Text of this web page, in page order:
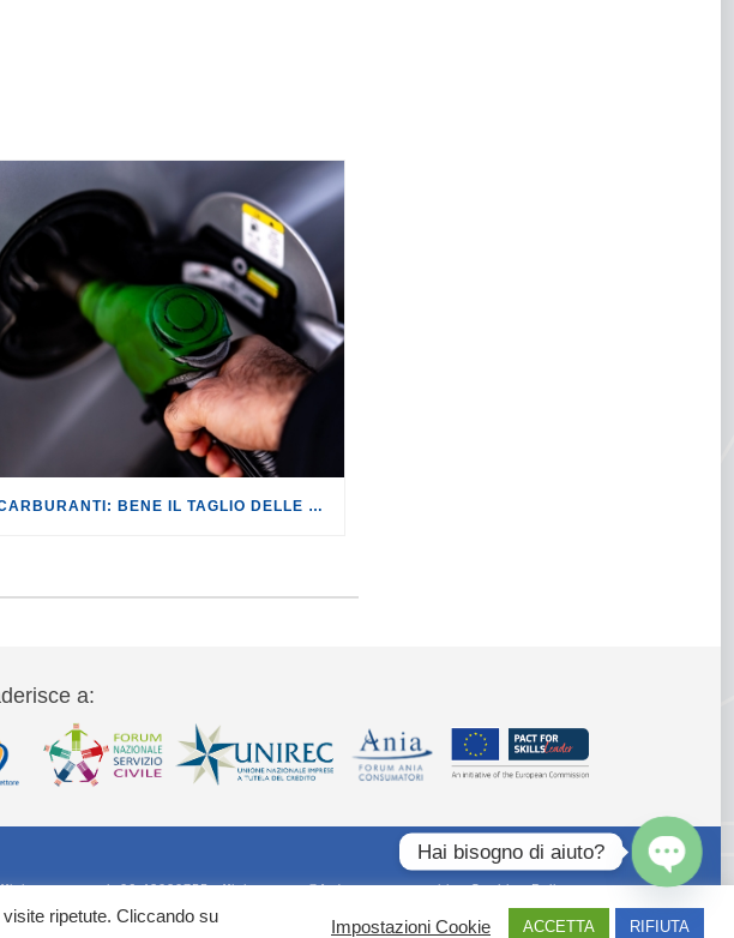
CARBURANTI: BENE IL TAGLIO DELLE ACCISE, CON UN RISPARMIO DI 14,60 EURO AD AUTOMOBILISTA IN 20 GIORNI. MA NON BASTA!
a:
stampa tel: 06 42020755 ufficiostampa@federconsumatori.it -Cookies Policy
ripetute. Cliccando su
Impostazioni Cookie ACCETTA RIFIUTA
Hai bisogno di aiuto?
chaty